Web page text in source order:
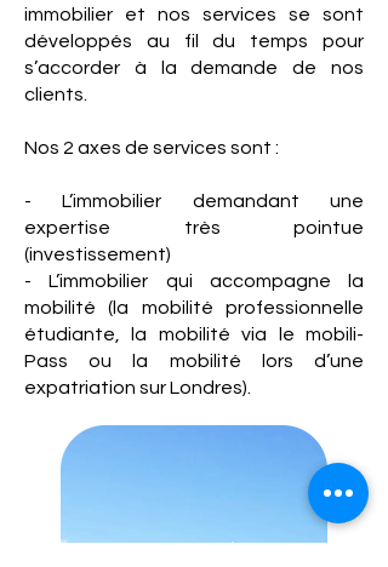
immobilier et nos services se sont
développés au fil du temps pour
s’accorder à la demande de nos
clients.
Nos 2 axes de services sont :
- L’immobilier demandant une
expertise très pointue
(investissement)
- L’immobilier qui accompagne la
mobilité (la mobilité professionnelle
étudiante, la mobilité via le mobili-
Pass ou la mobilité lors d’une
expatriation sur Londres).